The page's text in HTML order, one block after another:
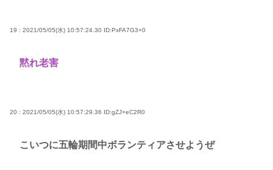
19 : 2021/05/05(水) 10:57:24.30 ID:PxFA7G3+0
黙れ老害
20 : 2021/05/05(水) 10:57:29.36 ID:gZJ+eC2R0
こいつに五輪期間中ボランティアさせようぜ